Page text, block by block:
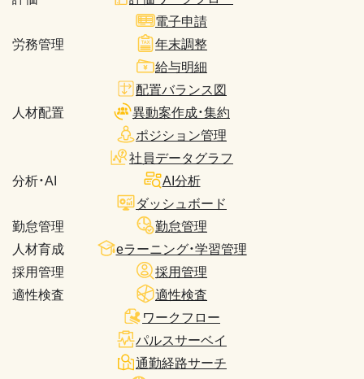
労務管理
電子申請
年末調整
給与明細
人材配置
配置バランス図
異動案作成・集約
ポジション管理
分析・AI
社員データグラフ
AI分析
ダッシュボード
勤怠管理
勤怠管理
人材育成
eラーニング・学習管理
採用管理
採用管理
適性検査
適性検査
ワークフロー
パルスサーベイ
通勤経路サーチ